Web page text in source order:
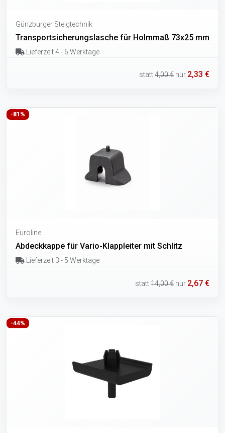
Günzburger Steigtechnik
Transportsicherungslasche für Holmmaß 73x25 mm
Lieferzeit 4 - 6 Werktage
statt4,00 € nur 2,33 €
-81%
Euroline
Abdeckkappe für Vario-Klappleiter mit Schlitz
Lieferzeit 3 - 5 Werktage
statt14,00 € nur 2,67 €
-44%